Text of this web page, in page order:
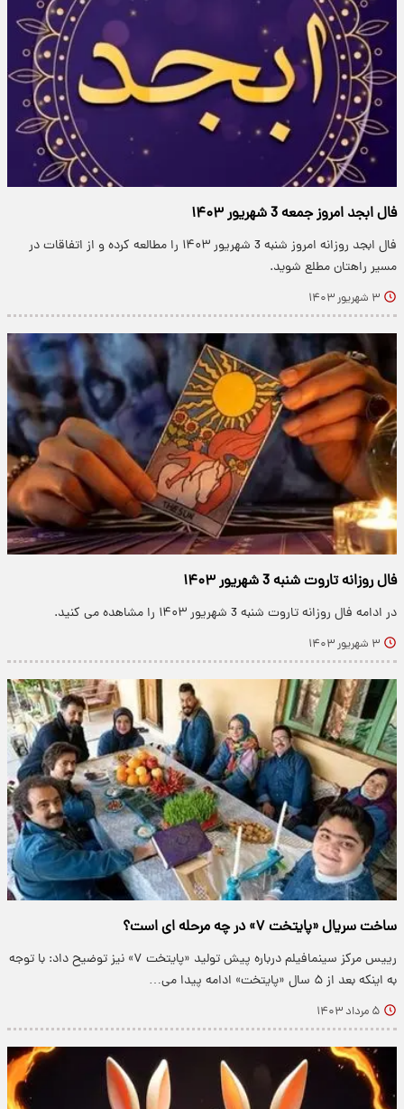
فال ابجد امروز جمعه 3 شهریور ۱۴۰۳
​​​فال ابجد روزانه امروز شنبه 3 شهریور ۱۴۰۳ را مطالعه کرده و از اتفاقات در
مسیر راهتان مطلع شوید.
۳ شهریور ۱۴۰۳
فال روزانه تاروت شنبه 3 شهریور ۱۴۰۳
در ادامه فال روزانه تاروت شنبه 3 شهریور ۱۴۰۳ را مشاهده می کنید.
۳ شهریور ۱۴۰۳
ساخت سریال «پایتخت ۷» در چه مرحله ای است؟
رییس مرکز سینمافیلم درباره پیش تولید «پایتخت ۷» نیز توضیح داد: با توجه
به اینکه بعد از ۵ سال «پایتخت» ادامه پیدا می…
۵ مرداد ۱۴۰۳